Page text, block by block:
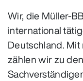
Wir, die Müller-
international
Deutschland.
zählen wir zu